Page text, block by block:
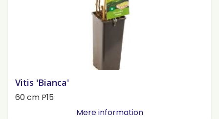
Vitis 'Bianca'
60 cm P15
Mere information